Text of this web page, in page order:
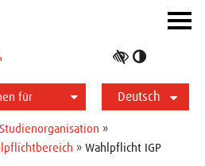
für
Deutsch
ein-/
Studienorganisation »
» Wahlpflicht IGP